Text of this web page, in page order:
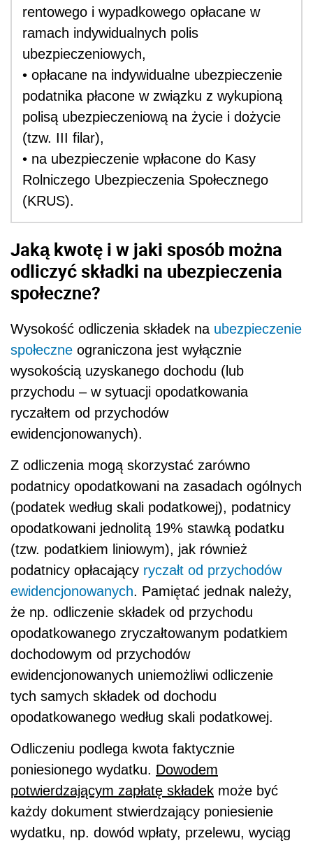
rentowego i wypadkowego opłacane w
ramach indywidualnych polis
ubezpieczeniowych,
• opłacane na indywidualne ubezpieczenie
podatnika płacone w związku z wykupioną
polisą ubezpieczeniową na życie i dożycie
(tzw. III filar),
• na ubezpieczenie wpłacone do Kasy
Rolniczego Ubezpieczenia Społecznego
(KRUS).
Jaką kwotę i w jaki sposób można
odliczyć składki na ubezpieczenia
społeczne?
Wysokość odliczenia składek na ubezpieczenie
społeczne ograniczona jest wyłącznie
wysokością uzyskanego dochodu (lub
przychodu – w sytuacji opodatkowania
ryczałtem od przychodów
ewidencjonowanych).
Z odliczenia mogą skorzystać zarówno
podatnicy opodatkowani na zasadach ogólnych
(podatek według skali podatkowej), podatnicy
opodatkowani jednolitą 19% stawką podatku
(tzw. podatkiem liniowym), jak również
podatnicy opłacający ryczałt od przychodów
ewidencjonowanych. Pamiętać jednak należy,
że np. odliczenie składek od przychodu
opodatkowanego zryczałtowanym podatkiem
dochodowym od przychodów
ewidencjonowanych uniemożliwi odliczenie
tych samych składek od dochodu
opodatkowanego według skali podatkowej.
Odliczeniu podlega kwota faktycznie
poniesionego wydatku. Dowodem
potwierdzającym zapłatę składek może być
każdy dokument stwierdzający poniesienie
wydatku, np. dowód wpłaty, przelewu, wyciąg